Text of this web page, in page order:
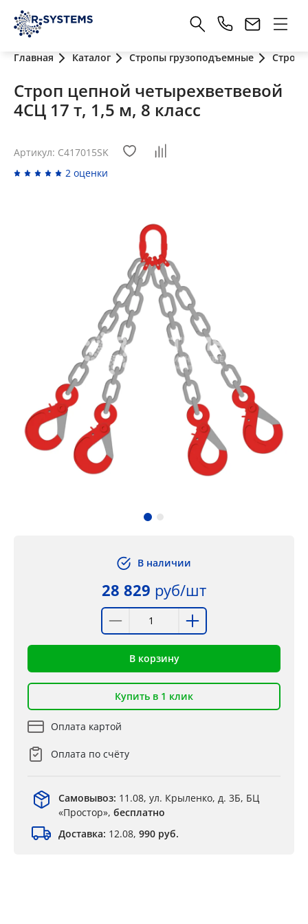
Главная Каталог Стропы грузоподъемные
Строп цепной четырехветвевой
4СЦ 17 т, 1,5 м, 8 класс
Артикул: C417015SK
2 оценки
В наличии
28 829 руб/шт
В корзину
Купить в 1 клик
Оплата картой
Оплата по счёту
Самовывоз: 11.08, ул. Крыленко, д. 3Б, БЦ
«Простор», бесплатно
Доставка: 12.08, 990 руб.